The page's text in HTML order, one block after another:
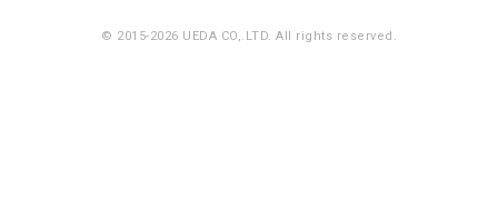
© 2015-2026 UEDA CO,.LTD. All rights reserved.